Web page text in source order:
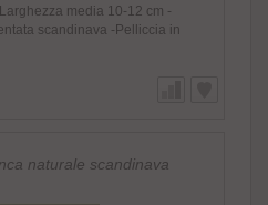
media 10-12 cm -
scandinava -Pelliccia in
-Colore e sfumature
calda e soffice, alla moda
Fatto in Italia. Brand Amica snc -
sciarpa-pelliccia-visone-
naturale scandinava